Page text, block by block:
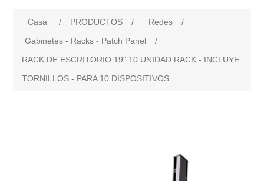
Casa / PRODUCTOS / Redes
/
Gabinetes - Racks - Patch Panel
/
RACK DE ESCRITORIO 19" 10 UNIDAD RACK - INCLUYE
TORNILLOS - PARA 10 DISPOSITIVOS